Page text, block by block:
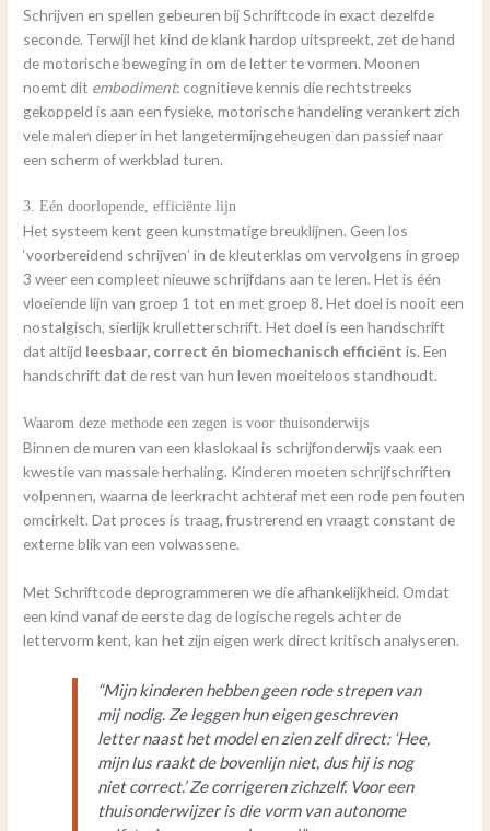
Schrijven en spellen gebeuren bij Schriftcode in exact dezelfde
seconde. Terwijl het kind de klank hardop uitspreekt, zet de hand
de motorische beweging in om de letter te vormen. Moonen
noemt dit embodiment: cognitieve kennis die rechtstreeks
gekoppeld is aan een fysieke, motorische handeling verankert zich
vele malen dieper in het langetermijngeheugen dan passief naar
een scherm of werkblad turen.
3. Eén doorlopende, efficiënte lijn
Het systeem kent geen kunstmatige breuklijnen. Geen los
‘voorbereidend schrijven’ in de kleuterklas om vervolgens in groep
3 weer een compleet nieuwe schrijfdans aan te leren. Het is één
vloeiende lijn van groep 1 tot en met groep 8. Het doel is nooit een
nostalgisch, sierlijk krulletterschrift. Het doel is een handschrift
dat altijd leesbaar, correct én biomechanisch efficiënt is. Een
handschrift dat de rest van hun leven moeiteloos standhoudt.
Waarom deze methode een zegen is voor thuisonderwijs
Binnen de muren van een klaslokaal is schrijfonderwijs vaak een
kwestie van massale herhaling. Kinderen moeten schrijfschriften
volpennen, waarna de leerkracht achteraf met een rode pen fouten
omcirkelt. Dat proces is traag, frustrerend en vraagt constant de
externe blik van een volwassene.
Met Schriftcode deprogrammeren we die afhankelijkheid. Omdat
een kind vanaf de eerste dag de logische regels achter de
lettervorm kent, kan het zijn eigen werk direct kritisch analyseren.
“Mijn kinderen hebben geen rode strepen van
mij nodig. Ze leggen hun eigen geschreven
letter naast het model en zien zelf direct: ‘Hee,
mijn lus raakt de bovenlijn niet, dus hij is nog
niet correct.’ Ze corrigeren zichzelf. Voor een
thuisonderwijzer is die vorm van autonome